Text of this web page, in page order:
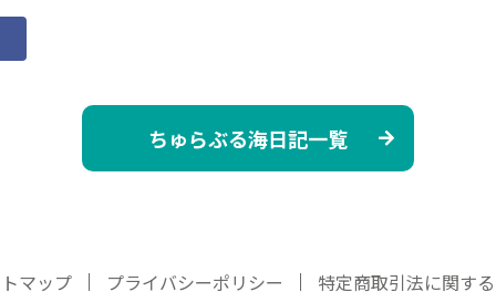
ちゅらぶる海日記一覧
マップ プライバシーポリシー 特定商取引法に関す